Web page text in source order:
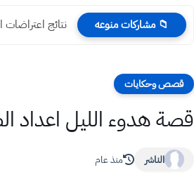
📁 مشاركات منوعه نتائج اعتراضات
قصص وحكايات
قصة هدوء الليل اعداد
الناشر منذ عام